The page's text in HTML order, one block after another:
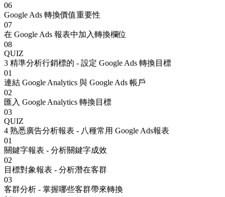
06
Google Ads 轉換價值重要性
07
在 Google Ads 報表中加入轉換欄位
08
QUIZ
3 精準分析行銷標的 - 設定 Google Ads 轉換目標
01
連結 Google Analytics 與 Google Ads 帳戶
02
匯入 Google Analytics 轉換目標
03
QUIZ
4 熟悉廣告分析報表 - 八種常用 Google Ads報表
01
關鍵字報表 - 分析關鍵字成效
02
目標對象報表 - 分析潛在客群
03
客群分析 - 掌握哪些客群帶來轉換